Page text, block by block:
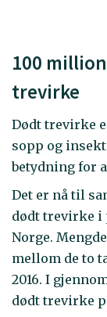
100
trevirke
Dødt trevirke
sopp og
betydning for
Det er nå til
dødt trevirke i
Norge.
mellom de to
2016. I
dødt trevirke